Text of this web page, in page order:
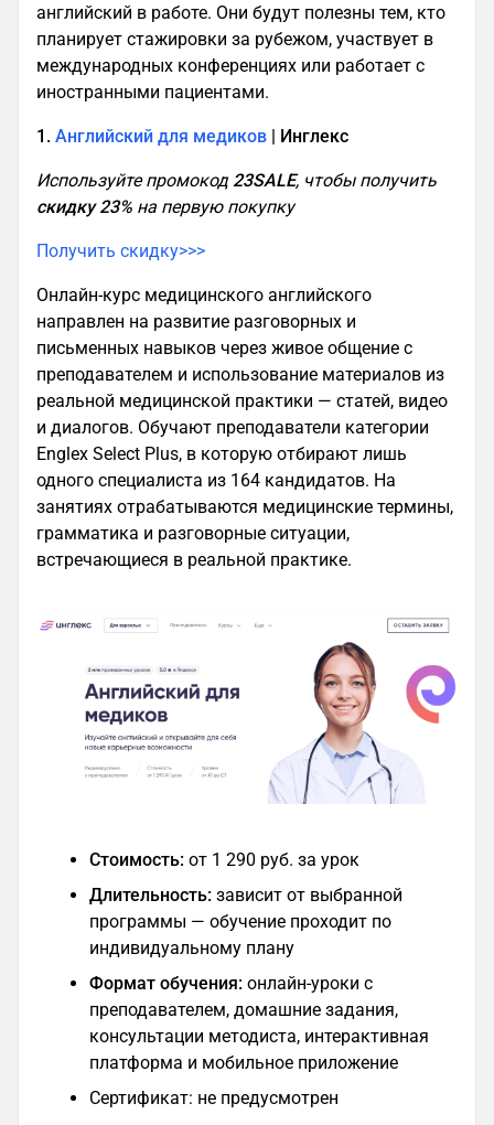
английский в работе. Они будут полезны тем, кто
планирует стажировки за рубежом, участвует в
международных конференциях или работает с
иностранными пациентами.
1. Английский для медиков | Инглекс
Используйте промокод 23SALE, чтобы получить
скидку 23% на первую покупку
Получить скидку>>>
Онлайн-курс медицинского английского
направлен на развитие разговорных и
письменных навыков через живое общение с
преподавателем и использование материалов из
реальной медицинской практики — статей, видео
и диалогов. Обучают преподаватели категории
Englex Select Plus, в которую отбирают лишь
одного специалиста из 164 кандидатов. На
занятиях отрабатываются медицинские термины,
грамматика и разговорные ситуации,
встречающиеся в реальной практике.
Стоимость: от 1 290 руб. за урок
Длительность: зависит от выбранной
программы — обучение проходит по
индивидуальному плану
Формат обучения: онлайн-уроки с
преподавателем, домашние задания,
консультации методиста, интерактивная
платформа и мобильное приложение
Сертификат: не предусмотрен